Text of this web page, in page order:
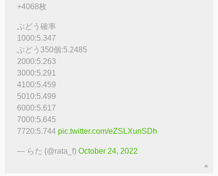
+4068枚
ぶどう確率
1000:5.347
ぶどう350個:5.2485
2000:5.263
3000:5.291
4100:5.459
5010:5.499
6000:5.617
7000:5.645
7720:5.744 pic.twitter.com/eZSLXunSDh
— らた (@rata_f) October 24, 2022